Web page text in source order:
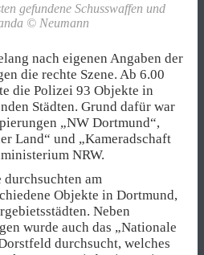
gefundene Schusswaffen und
© Neumann
nach eigenen Angaben der
die rechte Szene. Ab 6.00
die Polizei 93 Objekte in
Städten. Grund dafür war
„NW Dortmund“,
Land“ und „Kameradschaft
NRW.
am
Objekte in Dortmund,
Neben
wurde auch das „Nationale
durchsucht, welches